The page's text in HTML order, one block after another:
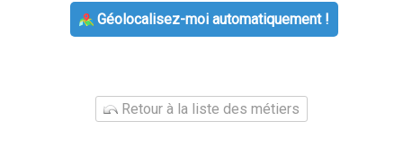
Géolocalisez-moi automatiquement !
Retour à la liste des métiers